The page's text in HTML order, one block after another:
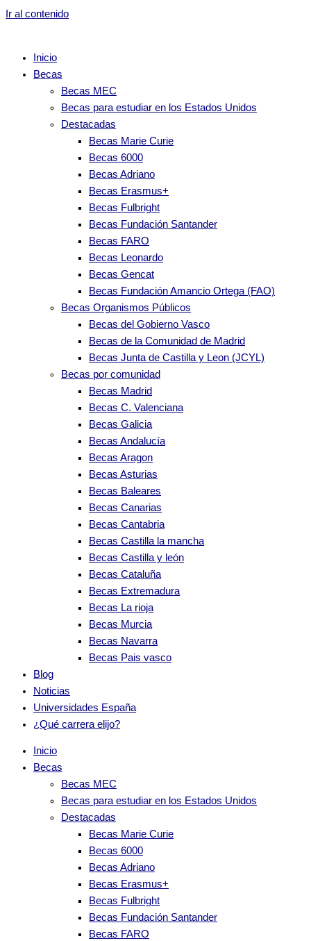
Ir al contenido
Inicio
Becas
Becas MEC
Becas para estudiar en los Estados Unidos
Destacadas
Becas Marie Curie
Becas 6000
Becas Adriano
Becas Erasmus+
Becas Fulbright
Becas Fundación Santander
Becas FARO
Becas Leonardo
Becas Gencat
Becas Fundación Amancio Ortega (FAO)
Becas Organismos Públicos
Becas del Gobierno Vasco
Becas de la Comunidad de Madrid
Becas Junta de Castilla y Leon (JCYL)
Becas por comunidad
Becas Madrid
Becas C. Valenciana
Becas Galicia
Becas Andalucía
Becas Aragon
Becas Asturias
Becas Baleares
Becas Canarias
Becas Cantabria
Becas Castilla la mancha
Becas Castilla y león
Becas Cataluña
Becas Extremadura
Becas La rioja
Becas Murcia
Becas Navarra
Becas Pais vasco
Blog
Noticias
Universidades España
¿Qué carrera elijo?
Inicio
Becas
Becas MEC
Becas para estudiar en los Estados Unidos
Destacadas
Becas Marie Curie
Becas 6000
Becas Adriano
Becas Erasmus+
Becas Fulbright
Becas Fundación Santander
Becas FARO